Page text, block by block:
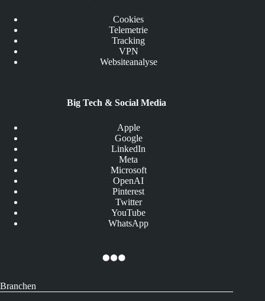
Cookies
Telemetrie
Tracking
VPN
Websiteanalyse
Big Tech & Social Media
Apple
Google
LinkedIn
Meta
Microsoft
OpenAI
Pinterest
Twitter
YouTube
WhatsApp
Branchen